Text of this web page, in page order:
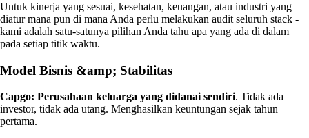
Untuk kinerja yang sesuai, kesehatan, keuangan, atau industri yang
diatur mana pun di mana Anda perlu melakukan audit seluruh stack -
kami adalah satu-satunya pilihan Anda tahu apa yang ada di dalam
pada setiap titik waktu.
Model Bisnis &amp; Stabilitas
Capgo: Perusahaan keluarga yang didanai sendiri. Tidak ada
investor, tidak ada utang. Menghasilkan keuntungan sejak tahun
pertama.